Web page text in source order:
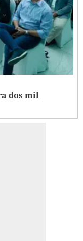
dos mil